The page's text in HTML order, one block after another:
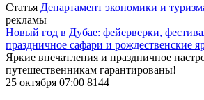
Статья Департамент экономики и
рекламы
Новый год в Дубае: фейерверки,
праздничное сафари и рождественские
Яркие впечатления и праздничное
путешественникам гарантированы!
25 октября 07:00 8144